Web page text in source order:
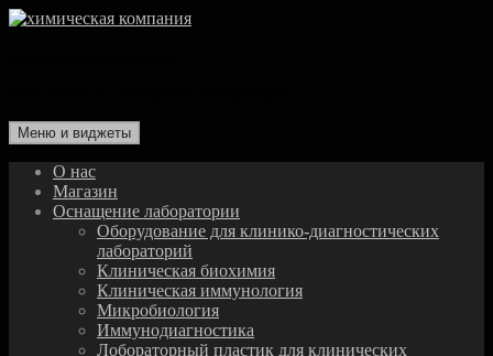
Перейти
Меню и виджеты
О нас
Магазин
Оснащение лаборатории
Оборудование для клинико-диагностических
лабораторий
Клиническая биохимия
Клиническая иммунология
Микробиология
Иммунодиагностика
Лобораторный пластик для клинических